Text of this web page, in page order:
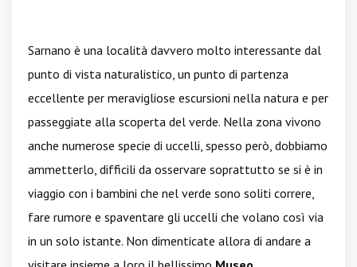
Sarnano è una località davvero molto interessante dal
punto di vista naturalistico, un punto di partenza
eccellente per meravigliose escursioni nella natura e per
passeggiate alla scoperta del verde. Nella zona vivono
anche numerose specie di uccelli, spesso però, dobbiamo
ammetterlo, difficili da osservare soprattutto se si è in
viaggio con i bambini che nel verde sono soliti correre,
fare rumore e spaventare gli uccelli che volano così via
in un solo istante. Non dimenticate allora di andare a